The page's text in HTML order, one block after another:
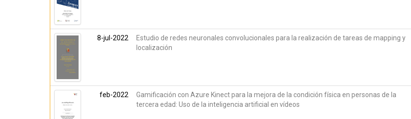
8-jul-2022
Estudio de redes neuronales convolucionales para la realización de tareas de mapping y
localización
feb-2022
Gamificación con Azure Kinect para la mejora de la condición física en personas de la
tercera edad: Uso de la inteligencia artificial en vídeos